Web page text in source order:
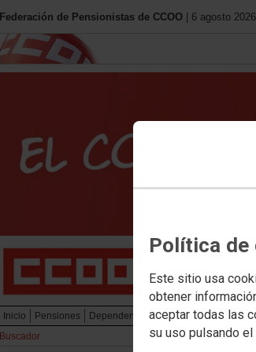
Política de
Este sitio usa
obtener
aceptar todas las
su uso pulsando
Federación de Pensionistas de CCOO | 6 agosto
Inicio Pensiones Dependencia Servicios Sociales
Buscador